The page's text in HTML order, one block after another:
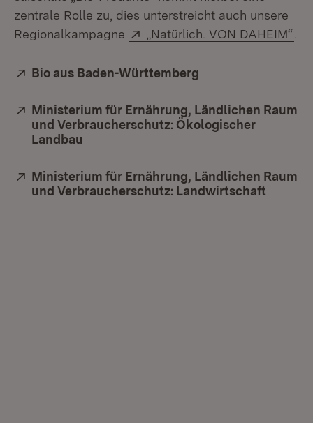
zentrale Rolle zu, dies unterstreicht auch unsere
Regionalkampagne
Extern:
„Natürlich. VON DAHEIM“
Extern:
Bio aus Baden-Württemberg
Extern:
Ministerium für Ernährung, Ländlichen Raum
und Verbraucherschutz: Ökologischer
Landbau
Extern:
Ministerium für Ernährung, Ländlichen Raum
und Verbraucherschutz: Landwirtschaft